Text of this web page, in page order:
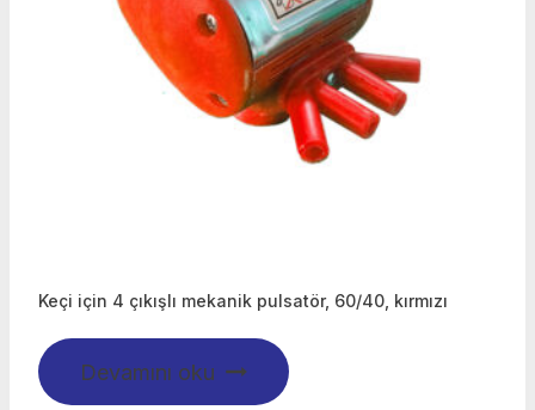
Keçi için 4 çıkışlı mekanik pulsatör, 60/40, kırmızı
Devamını oku